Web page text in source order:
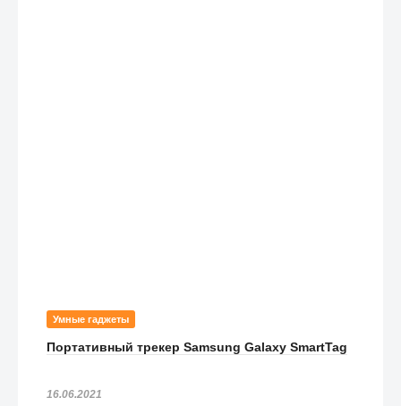
Умные гаджеты
Портативный трекер Samsung Galaxy SmartTag
16.06.2021